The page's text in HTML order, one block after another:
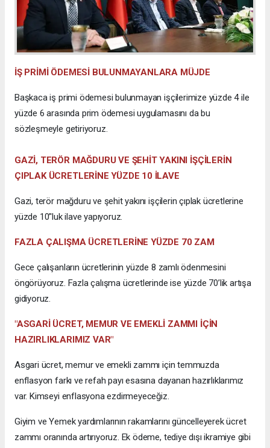
İŞ PRİMİ ÖDEMESİ BULUNMAYANLARA MÜJDE
Başkaca iş primi ödemesi bulunmayan işçilerimize yüzde 4 ile
yüzde 6 arasında prim ödemesi uygulamasını da bu
sözleşmeyle getiriyoruz.
GAZİ, TERÖR MAĞDURU VE ŞEHİT YAKINI İŞÇİLERİN
ÇIPLAK ÜCRETLERİNE YÜZDE 10 İLAVE
Gazi, terör mağduru ve şehit yakını işçilerin çıplak ücretlerine
yüzde 10’'luk ilave yapıyoruz.
FAZLA ÇALIŞMA ÜCRETLERİNE YÜZDE 70 ZAM
Gece çalışanların ücretlerinin yüzde 8 zamlı ödenmesini
öngörüyoruz. Fazla çalışma ücretlerinde ise yüzde 70’lik artışa
gidiyoruz.
"ASGARİ ÜCRET, MEMUR VE EMEKLİ ZAMMI İÇİN
HAZIRLIKLARIMIZ VAR"
Asgari ücret, memur ve emekli zammı için temmuzda
enflasyon farkı ve refah payı esasına dayanan hazırlıklarımız
var. Kimseyi enflasyona ezdirmeyeceğiz.
Giyim ve Yemek yardımlarının rakamlarını güncelleyerek ücret
zammı oranında artırıyoruz. Ek ödeme, tediye dışı ikramiye gibi